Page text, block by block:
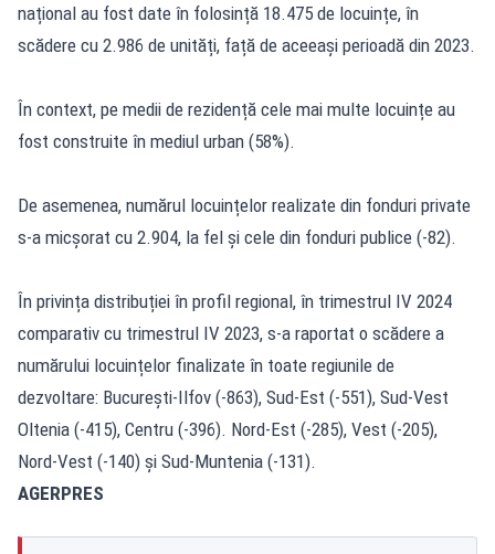
național au fost date în folosință 18.475 de locuințe, în
scădere cu 2.986 de unități, față de aceeași perioadă din 2023.
În context, pe medii de rezidență cele mai multe locuințe au
fost construite în mediul urban (58%).
De asemenea, numărul locuințelor realizate din fonduri private
s-a micșorat cu 2.904, la fel și cele din fonduri publice (-82).
În privința distribuției în profil regional, în trimestrul IV 2024
comparativ cu trimestrul IV 2023, s-a raportat o scădere a
numărului locuințelor finalizate în toate regiunile de
dezvoltare: București-Ilfov (-863), Sud-Est (-551), Sud-Vest
Oltenia (-415), Centru (-396). Nord-Est (-285), Vest (-205),
Nord-Vest (-140) și Sud-Muntenia (-131).
AGERPRES